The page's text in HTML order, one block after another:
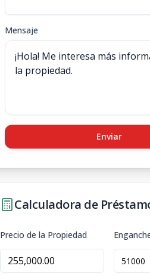
Mensaje
Enviar
Calculadora de
Precio de la Propiedad